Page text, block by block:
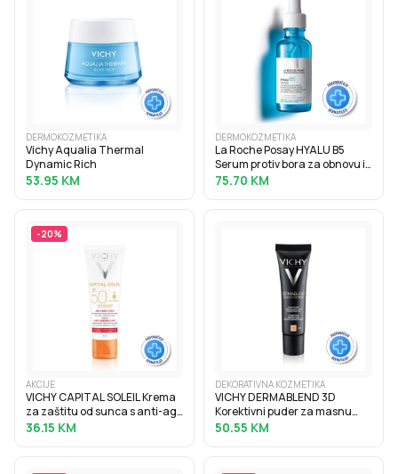
DERMOKOZMETIKA
Vichy Aqualia Thermal
Dynamic Rich
53.95 KM
DERMOKOZMETIKA
La Roche Posay HYALU B5
Serum protiv bora za obnovu i
punoću kože s hijaluronskom
75.70 KM
-20%
AKCIJE
VICHY CAPITAL SOLEIL Krema
za zaštitu od sunca s anti-age
efektom SPF50, 50 ml
36.15 KM
DEKORATIVNA KOZMETIKA
VICHY DERMABLEND 3D
Korektivni puder za masnu
kožu sklonu aknama s visokim
50.55 KM